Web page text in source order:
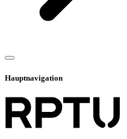
Hauptnavigation